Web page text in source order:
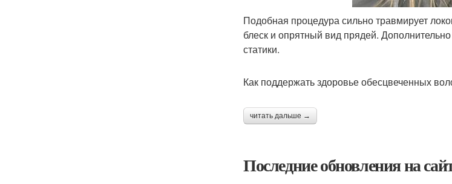
Подобная процедура сильно травмирует
блеск и опрятный вид прядей.
статики.
Как поддержать здоровье обесцвеченных
читать дальше →
Последние обновления на